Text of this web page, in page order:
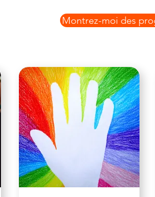
Montrez-moi des